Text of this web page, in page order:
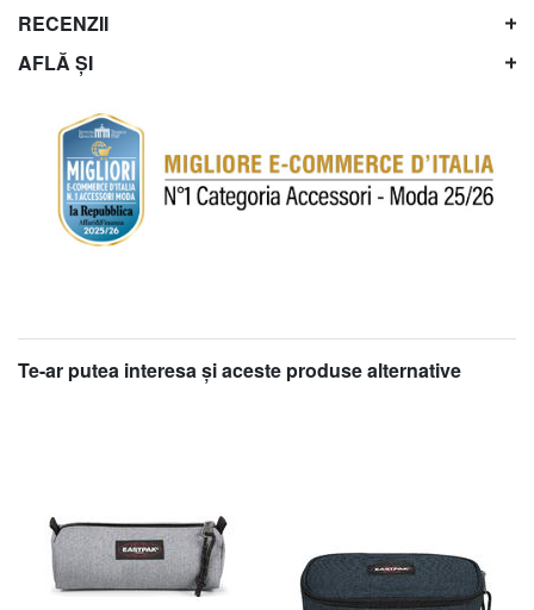
RECENZII
AFLĂ ȘI
Te-ar putea interesa şi aceste produse alternative